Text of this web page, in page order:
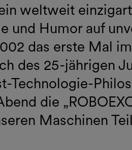
weltweit
und Humor auf
das erste Mal
des 25-jährigen
Technologie-
die
Maschinen